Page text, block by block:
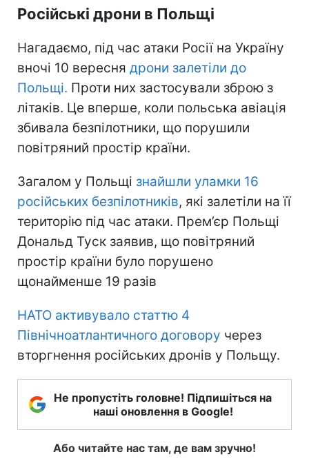
Російські дрони в Польщі
Нагадаємо, під час атаки Росії на Україну
вночі 10 вересня дрони залетіли до
Польщі. Проти них застосували зброю з
літаків. Це вперше, коли польська авіація
збивала безпілотники, що порушили
повітряний простір країни.
Загалом у Польщі знайшли уламки 16
російських безпілотників, які залетіли на її
територію під час атаки. Прем’єр Польщі
Дональд Туск заявив, що повітряний
простір країни було порушено
щонайменше 19 разів
НАТО активувало статтю 4
Північноатлантичного договору через
вторгнення російських дронів у Польщу.
Не пропустіть головне! Підпишіться на
наші оновлення в Google!
Або читайте нас там, де вам зручно!